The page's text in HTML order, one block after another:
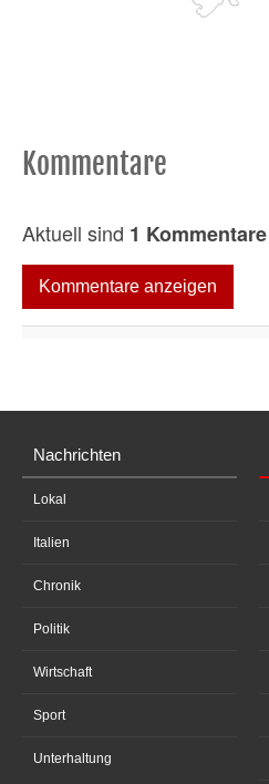
Kommentare
Aktuell sind 1 Kommentare
Kommentare anzeigen
Nachrichten
Lokal
Italien
Chronik
Politik
Wirtschaft
Sport
Unterhaltung